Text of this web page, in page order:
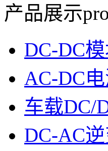
产品展示
DC-DC
AC-DC
车载DC/
DC-AC